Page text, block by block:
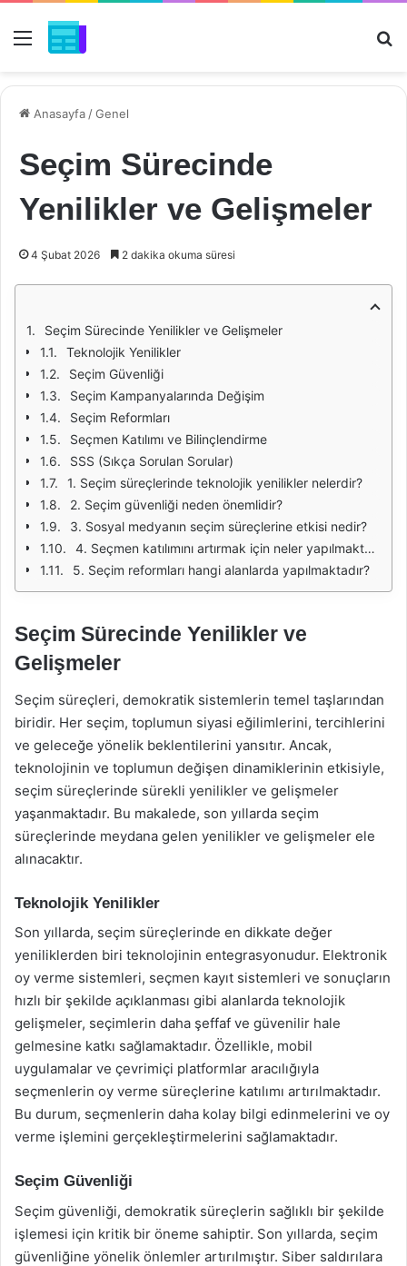
Menü
Anasayfa /Genel
Seçim Sürecinde
Yenilikler ve Gelişmeler
4 Şubat 2026 2 dakika okuma süresi
Seçim Sürecinde Yenilikler ve Gelişmeler
Teknolojik Yenilikler
Seçim Güvenliği
Seçim Kampanyalarında Değişim
Seçim Reformları
Seçmen Katılımı ve Bilinçlendirme
SSS (Sıkça Sorulan Sorular)
1. Seçim süreçlerinde teknolojik yenilikler nelerdir?
2. Seçim güvenliği neden önemlidir?
3. Sosyal medyanın seçim süreçlerine etkisi nedir?
4. Seçmen katılımını artırmak için neler yapılmaktadır?
5. Seçim reformları hangi alanlarda yapılmaktadır?
Seçim Sürecinde Yenilikler ve
Gelişmeler
Seçim süreçleri, demokratik sistemlerin temel taşlarından
biridir. Her seçim, toplumun siyasi eğilimlerini, tercihlerini
ve geleceğe yönelik beklentilerini yansıtır. Ancak,
teknolojinin ve toplumun değişen dinamiklerinin etkisiyle,
seçim süreçlerinde sürekli yenilikler ve gelişmeler
yaşanmaktadır. Bu makalede, son yıllarda seçim
süreçlerinde meydana gelen yenilikler ve gelişmeler ele
alınacaktır.
Teknolojik Yenilikler
Son yıllarda, seçim süreçlerinde en dikkate değer
yeniliklerden biri teknolojinin entegrasyonudur. Elektronik
oy verme sistemleri, seçmen kayıt sistemleri ve sonuçların
hızlı bir şekilde açıklanması gibi alanlarda teknolojik
gelişmeler, seçimlerin daha şeffaf ve güvenilir hale
gelmesine katkı sağlamaktadır. Özellikle, mobil
uygulamalar ve çevrimiçi platformlar aracılığıyla
seçmenlerin oy verme süreçlerine katılımı artırılmaktadır.
Bu durum, seçmenlerin daha kolay bilgi edinmelerini ve oy
verme işlemini gerçekleştirmelerini sağlamaktadır.
Seçim Güvenliği
Seçim güvenliği, demokratik süreçlerin sağlıklı bir şekilde
işlemesi için kritik bir öneme sahiptir. Son yıllarda, seçim
güvenliğine yönelik önlemler artırılmıştır. Siber saldırılara